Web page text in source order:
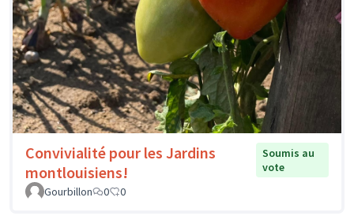
Convivialité pour les Jardins
montlouisiens!
Soumis au
vote
Gourbillon
0 0